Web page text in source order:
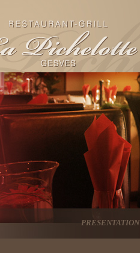
PRESENTATION